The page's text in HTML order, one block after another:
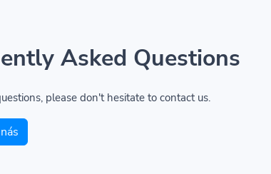
Asked Questions
please don't hesitate to contact us.